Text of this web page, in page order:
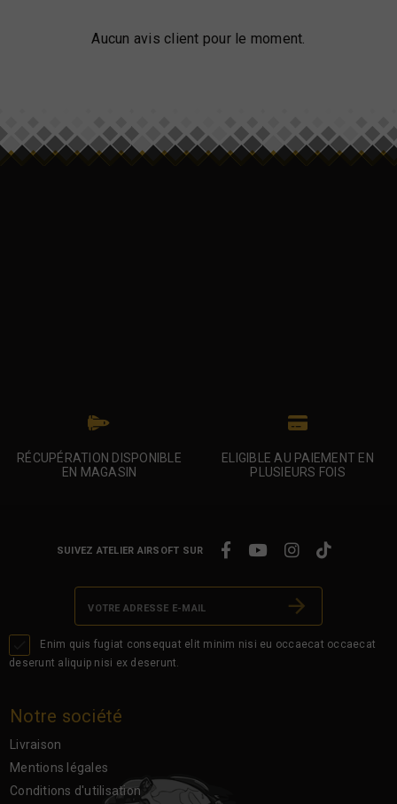
Aucun avis client pour le moment.
RÉCUPÉRATION DISPONIBLE
EN MAGASIN
ELIGIBLE AU PAIEMENT EN
PLUSIEURS FOIS
Enim quis fugiat consequat elit minim nisi eu occaecat occaecat
deserunt aliquip nisi ex deserunt.
SUIVEZ ATELIER AIRSOFT SUR
Notre société
Livraison
Mentions légales
Conditions d'utilisation